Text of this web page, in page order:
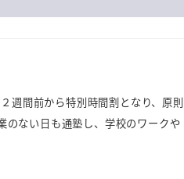
間前から特別時間割となり、原則
のない日も通塾し、学校のワークや